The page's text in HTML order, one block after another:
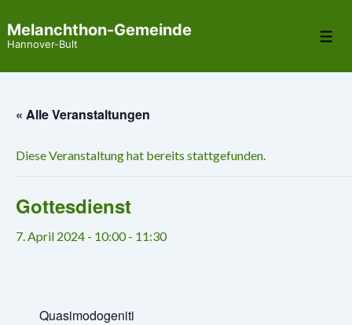
Zum
Melanchthon-Gemeinde
Hannover-Bult
« Alle Veranstaltungen
Diese Veranstaltung hat bereits stattgefunden.
Gottesdienst
7. April 2024 - 10:00- 11:30
Quasimodogeniti